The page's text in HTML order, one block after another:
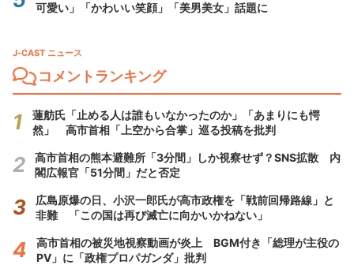
可愛い」「かわいい笑顔」「美男美女」話題に
J-CAST ニュース
コメントランキング
蓮舫氏「止める人は誰もいなかったのか」「あまりにも愕
然」 高市首相「上空から合掌」巡る投稿を批判
高市首相の熊本避難所「3分間」しか視察せず？SNS拡散 内
閣広報官「51分間」だと否定
広島原爆の日、小沢一郎氏が高市政権を「戦前回帰路線」と
非難 「この国は再び滅亡に向かいかねない」
高市首相の被災地視察動画が炎上 BGM付き「総理が主役の
PV」に「政権プロパガンダ」批判